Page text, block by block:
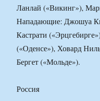
Ланлай («Викинг»),
Нападающие: Джошуа
Кастрати
(«Оденсе»), Ховард
Бергет («Мольде»).
Россия